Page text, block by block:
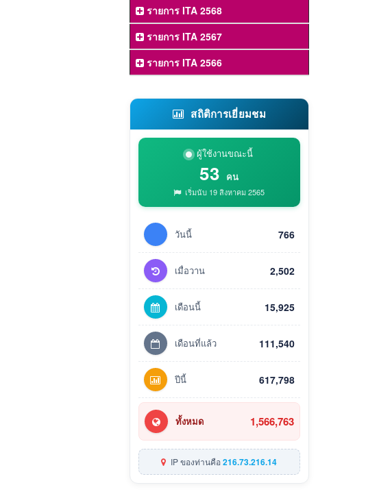
รายการ ITA 2568
รายการ ITA 2567
รายการ ITA 2566
สถิติการเยี่ยมชม
ผู้ใช้งานขณะนี้
53 คน
เริ่มนับ 19 สิงหาคม 2565
วันนี้ 766
เมื่อวาน 2,502
เดือนนี้ 15,925
เดือนที่แล้ว 111,540
ปีนี้ 617,798
ทั้งหมด 1,566,763
IP ของท่านคือ216.73.216.14